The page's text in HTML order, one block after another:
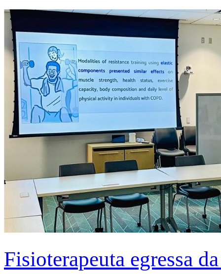
Fisioterapeuta egressa